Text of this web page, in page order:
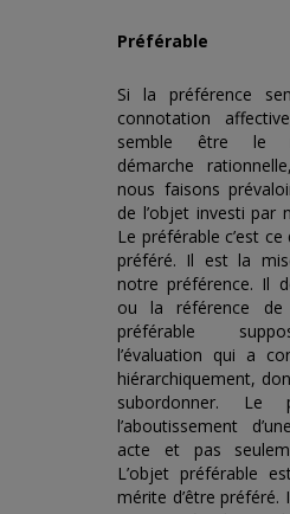
Préférable
Si la préférence
connotation
semble être le
démarche
nous faisons
de l’objet investi par
Le préférable c’est ce
préféré. Il est la
notre préférence. Il
ou la référence
préférable
l’évaluation qui a
hiérarchiquement,
subordonner. Le
l’aboutissement
acte et pas
L’objet préférable
mérite d’être préféré.